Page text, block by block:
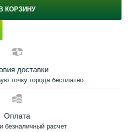
КОРЗИНУ
доставки
точку города бесплатно
Оплата
безналичный расчет